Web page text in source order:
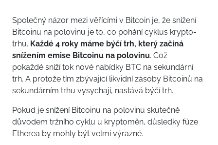
Společný názor mezi věřícími v Bitcoin je, že snížení
Bitcoinu na polovinu je to, co pohání cyklus krypto-
trhu. Každé 4 roky máme býčí trh, který začíná
snížením emise Bitcoinu na polovinu. Což
pokaždé sníží tok nové nabídky BTC na sekundární
trh. A protože tím zbývající likvidní zásoby Bitcoinů na
sekundárním trhu vysychají, nastává býčí trh.
Pokud je snížení Bitcoinu na polovinu skutečně
důvodem tržního cyklu u kryptoměn, důsledky fúze
Etherea by mohly být velmi výrazné.